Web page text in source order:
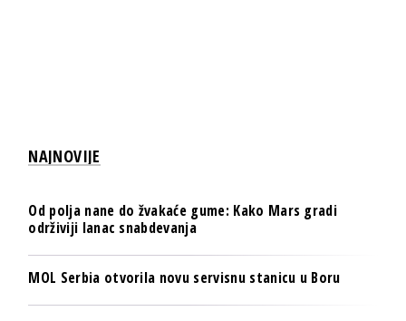
NAJNOVIJE
Od polja nane do žvakaće gume: Kako Mars gradi
održiviji lanac snabdevanja
MOL Serbia otvorila novu servisnu stanicu u Boru